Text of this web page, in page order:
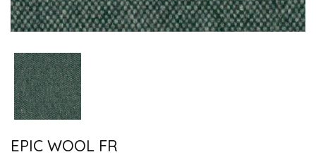
EPIC WOOL FR